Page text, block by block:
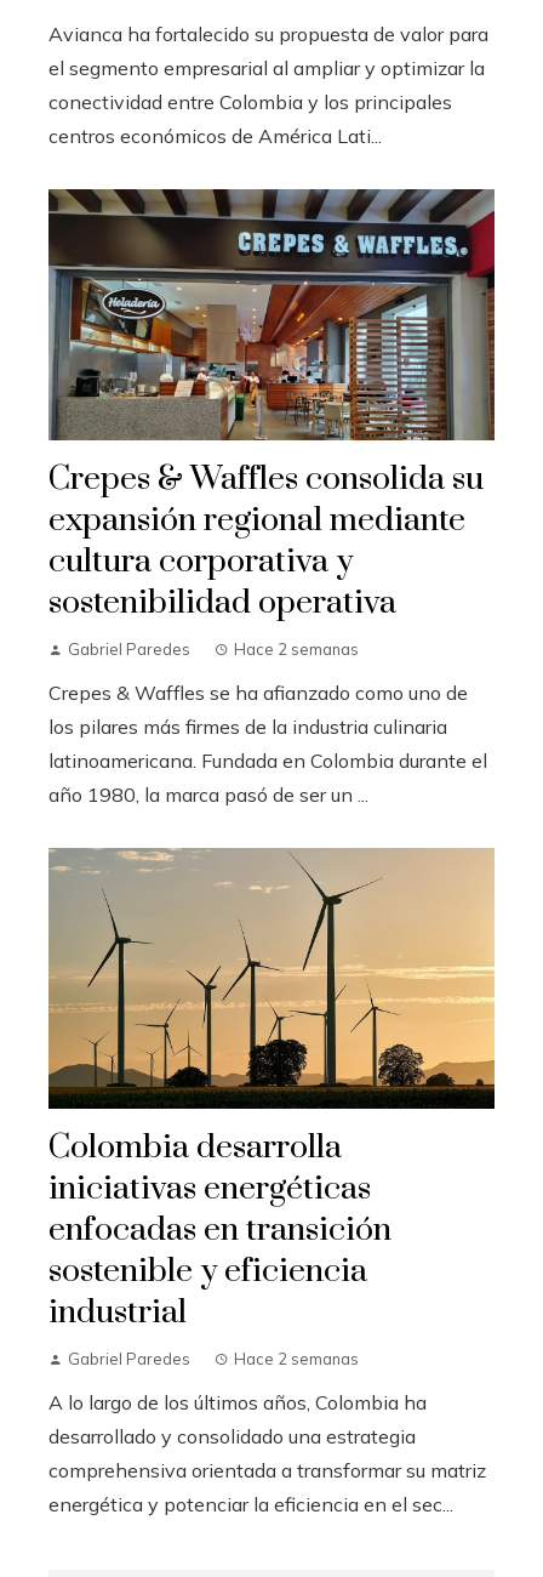
Avianca ha fortalecido su propuesta de valor para
el segmento empresarial al ampliar y optimizar la
conectividad entre Colombia y los principales
centros económicos de América Lati...
Crepes & Waffles consolida su
expansión regional mediante
cultura corporativa y
sostenibilidad operativa
Gabriel Paredes Hace 2 semanas
Crepes & Waffles se ha afianzado como uno de
los pilares más firmes de la industria culinaria
latinoamericana. Fundada en Colombia durante el
año 1980, la marca pasó de ser un ...
Colombia desarrolla
iniciativas energéticas
enfocadas en transición
sostenible y eficiencia
industrial
Gabriel Paredes Hace 2 semanas
A lo largo de los últimos años, Colombia ha
desarrollado y consolidado una estrategia
comprehensiva orientada a transformar su matriz
energética y potenciar la eficiencia en el sec...